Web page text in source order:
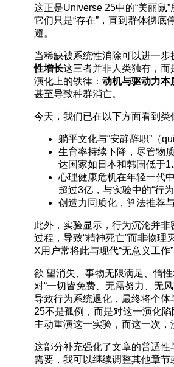
这正是Universe 25中的“美丽
它们只是“存在”，直到群体彻底
避。
当稀缺被系统性消除可以进一
性增长这三者并非人类独有，
演化上的铁律： 动机与驱动力本
甚至导致种群消亡。
今天，我们已在以下方面看到类
躺平文化与“安静辞职”（
生育率持续下降，尽管物
达国家如日本和韩国低于
心理健康危机在年轻一代
超过3亿，与实验中的“行
创造力同质化，算法推荐
此外，实验显示，行为沉沦并
过程，导致“精神死亡”而非物理
X用户常将此与现代“无意义工
欲 望消失、事物无限满足、惰
对“一切皆免费、无需努力、无
导致行为系统退化，最终将个
25不是孤例，而是对这一演化
主动重演这一实验，而这一次
这部分补充强化了文章的普适
需要，我可以继续调整其他章